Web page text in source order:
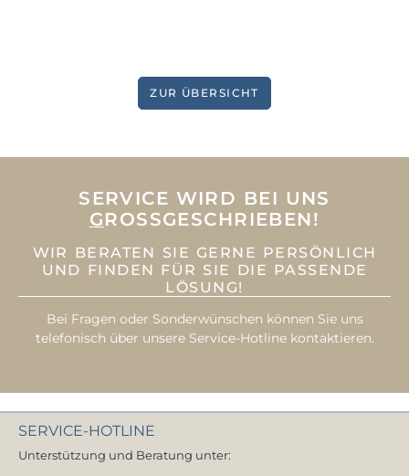
ZUR ÜBERSICHT
SERVICE WIRD BEI UNS
GROSSGESCHRIEBEN!
WIR BERATEN SIE GERNE PERSÖNLICH
UND FINDEN FÜR SIE DIE PASSENDE
LÖSUNG!
Bei Fragen oder Sonderwünschen können Sie uns
telefonisch über unsere Service-Hotline kontaktieren.
SERVICE-HOTLINE
Unterstützung und Beratung unter: